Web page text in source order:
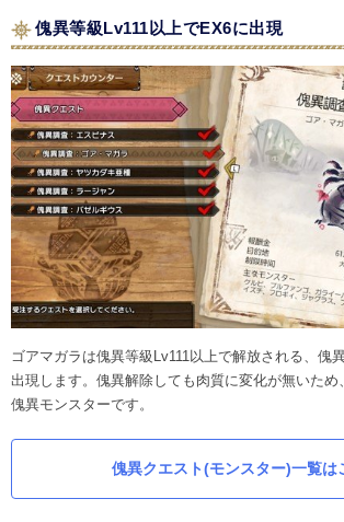
傀異等級Lv111以上でEX6に出現
ゴアマガラは傀異等級Lv111以上で解放される、傀
出現します。傀異解除しても肉質に変化が無いため
傀異モンスターです。
傀異クエスト(モンスター)一覧は